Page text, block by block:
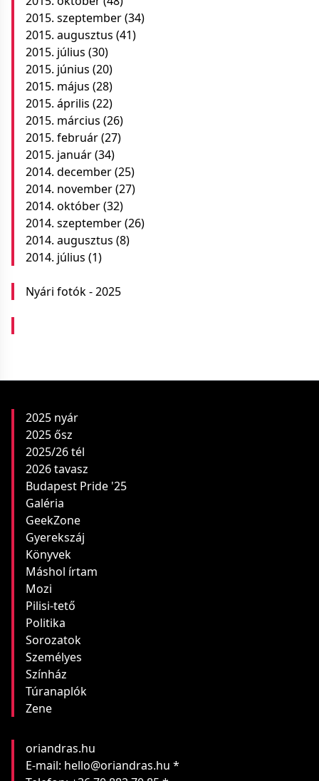
2015. szeptember(34)
2015. augusztus (41)
2015. július (30)
2015. június (20)
2015. május (28)
2015. április (22)
2015. március (26)
2015. február(27)
2015. január(34)
2014. december(25)
2014. november(27)
2014. október(32)
2014. szeptember(26)
2014. augusztus (8)
2014. július (1)
Nyári fotók - 2025
2025 nyár
2025 ősz
2025/26 tél
2026 tavasz
Budapest Pride '25
Galéria
GeekZone
Gyerekszáj
Könyvek
Máshol írtam
Mozi
Pilisi-tető
Politika
Sorozatok
Személyes
Színház
Túranaplók
Zene
oriandras.hu
E-mail: hello@oriandras.hu *